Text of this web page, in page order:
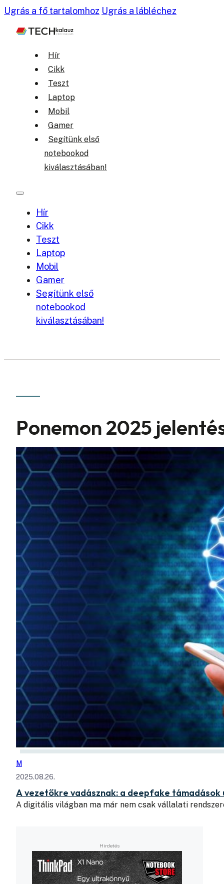
Ugrás a fő tartalomhoz Ugrás a lábléchez
Hír
Cikk
Teszt
Laptop
Mobil
Gamer
Segítünk első
notebookod
kiválasztásában!
Hír
Cikk
Teszt
Laptop
Mobil
Gamer
Segítünk első
notebookod
kiválasztásában!
Ponemon 2025
M
2025.08.26.
A vezetőkre vadásznak: a deepfake támadások
A digitális világban ma már nem csak vállalati